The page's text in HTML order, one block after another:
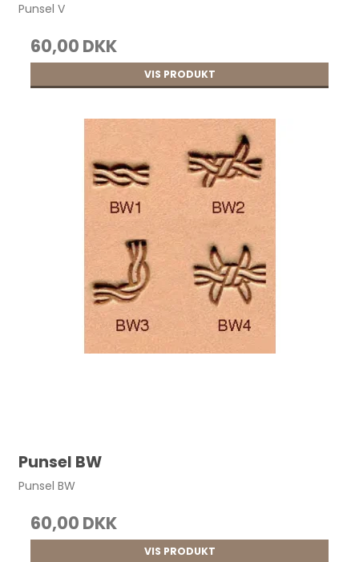
Punsel V
60,00 DKK
VIS PRODUKT
Punsel BW
Punsel BW
60,00 DKK
VIS PRODUKT